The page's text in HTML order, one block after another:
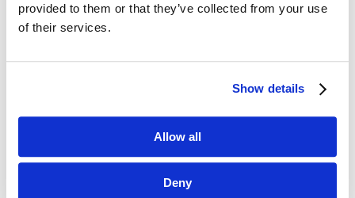
provided to them or that they’ve collected from your use
of their services.
Show details
Allow all
Deny